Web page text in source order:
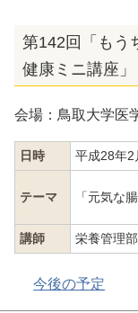
第142回「も
健康ミニ講座」
会場：鳥取大学
日時 平成28年
テーマ 「元気な
講師 栄養管
今後の予定